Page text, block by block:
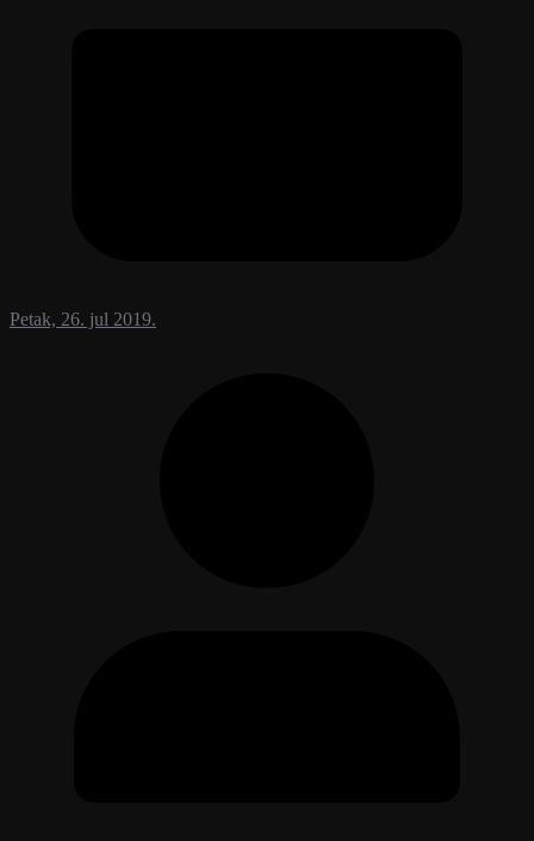
Petak, 26. jul 2019.